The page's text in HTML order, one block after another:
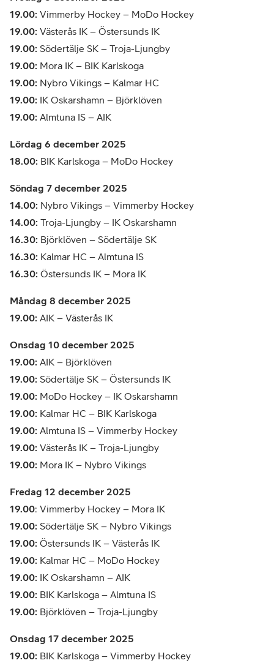
19.00: Vimmerby Hockey – MoDo Hockey
19.00: Västerås IK – Östersunds IK
19.00: Södertälje SK – Troja-Ljungby
19.00: Mora IK – BIK Karlskoga
19.00: Nybro Vikings – Kalmar HC
19.00: IK Oskarshamn – Björklöven
19.00: Almtuna IS – AIK
Lördag 6 december 2025
18.00: BIK Karlskoga – MoDo Hockey
Söndag 7 december 2025
14.00: Nybro Vikings – Vimmerby Hockey
14.00: Troja-Ljungby – IK Oskarshamn
16.30: Björklöven – Södertälje SK
16.30: Kalmar HC – Almtuna IS
16.30: Östersunds IK – Mora IK
Måndag 8 december 2025
19.00: AIK – Västerås IK
Onsdag 10 december 2025
19.00: AIK – Björklöven
19.00: Södertälje SK – Östersunds IK
19.00: MoDo Hockey – IK Oskarshamn
19.00: Kalmar HC – BIK Karlskoga
19.00: Almtuna IS – Vimmerby Hockey
19.00: Västerås IK – Troja-Ljungby
19.00: Mora IK – Nybro Vikings
Fredag 12 december 2025
19.00: Vimmerby Hockey – Mora IK
19.00: Södertälje SK – Nybro Vikings
19.00: Östersunds IK – Västerås IK
19.00: Kalmar HC – MoDo Hockey
19.00: IK Oskarshamn – AIK
19.00: BIK Karlskoga – Almtuna IS
19.00: Björklöven – Troja-Ljungby
Onsdag 17 december 2025
19.00: BIK Karlskoga – Vimmerby Hockey